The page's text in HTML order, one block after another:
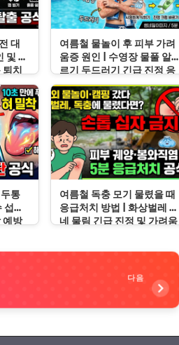
대
및 차
치
여름철 물놀이 후 피부 가려
움증 원인 | 수영장 물풀 알레
르기 두드러기 긴급 진정 응
급처치 수칙
통
섭취
예방
여름철 독충 모기 물렸을 때
응급처치 방법 | 화상벌레 지
네 물림 긴급 진정 및 가려움
다음